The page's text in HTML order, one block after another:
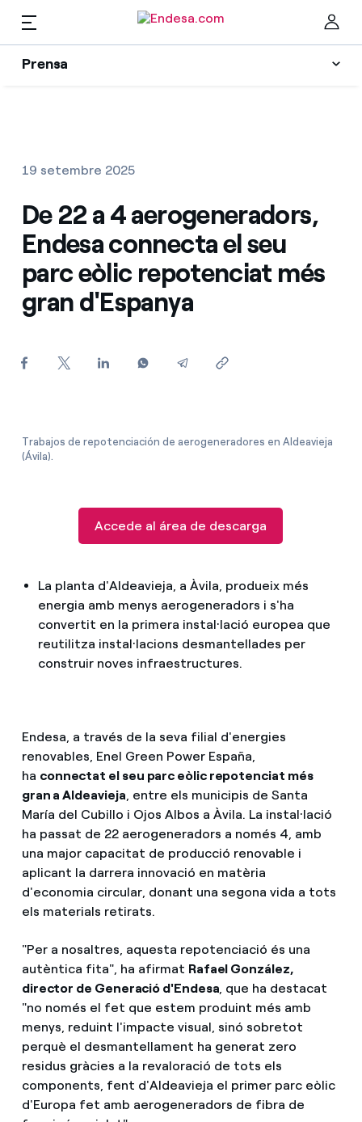
Prensa
Premsa
Troba la tarifa que més et convé
Compara les nostres tarifes d’empresa i estalvia
altre
Has rebut una oferta per canviar de companyia?
Gestiones diverses comunitats de propietaris?
Recursos
Col·leccions
Contactes premsa
CA
19 setembre 2025
De 22 a 4 aerogeneradors,
Endesa connecta el seu
parc eòlic repotenciat més
gran d'Espanya
Trabajos de repotenciación de aerogeneradores en Aldeavieja
(Ávila).
Accede al área de descarga
La planta d'Aldeavieja, a Àvila, produeix més
energia amb menys aerogeneradors i s'ha
convertit en la primera instal·lació europea que
reutilitza instal·lacions desmantellades per
construir noves infraestructures.
Endesa, a través de la seva filial d'energies
renovables, Enel Green Power España,
ha connectat el seu parc eòlic repotenciat més
gran a Aldeavieja, entre els municipis de Santa
María del Cubillo i Ojos Albos a Àvila. La instal·lació
ha passat de 22 aerogeneradors a només 4, amb
una major capacitat de producció renovable i
aplicant la darrera innovació en matèria
d'economia circular, donant una segona vida a tots
els materials retirats.
"Per a nosaltres, aquesta repotenciació és una
autèntica fita", ha afirmat Rafael González,
director de Generació d'Endesa, que ha destacat
"no només el fet que estem produint més amb
menys, reduint l'impacte visual, sinó sobretot
perquè el desmantellament ha generat zero
residus gràcies a la revaloració de tots els
components, fent d'Aldeavieja el primer parc eòlic
d'Europa fet amb aerogeneradors de fibra de